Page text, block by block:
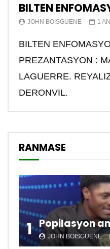
BILTEN
JOHN BOISGUENE 1
BILTEN
PREZANTASYON :
LAGUERRE.
DERONVIL.
RANMASE
1 JOHN BOISGUENE